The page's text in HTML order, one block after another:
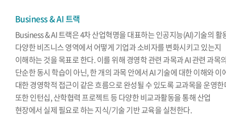
Business & AI 트랙
Business & AI 트랙은 4차 산업혁명을 대표하는 인공지능(AI)기술의 활
다양한 비즈니스 영역에서 어떻게 기업과 소비자를 변화시키고 있는지
이해하는 것을 목표로 한다. 이를 위해 경영학 관련 과목과 AI 관련 과목
단순한 동시 학습이 아닌, 한 개의 과목 안에서 AI 기술에 대한 이해와 이
대한 경영학적 접근이 같은 흐름으로 완성될 수 있도록 교과목을 운영
또한 인턴십, 산학협력 프로젝트 등 다양한 비교과활동을 통해 산업
현장에서 실제 필요로 하는 지식/기술 기반 교육을 실천한다.